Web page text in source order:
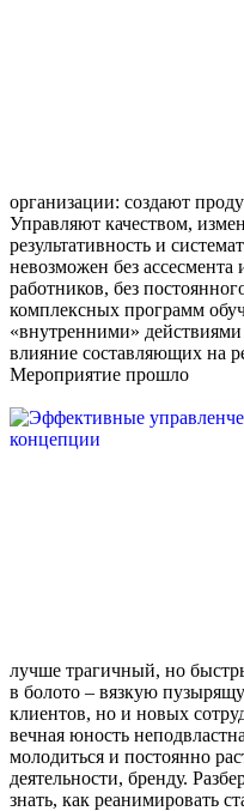
организации: создают
Управляют качеством,
результативность и
невозможен без
работников, без
комплексных программ
«внутренними»
влияние составляющих на
Мероприятие прошло
лучше трагичный, но
в болото – вязкую
клиентов, но и новых
вечная юность
молодиться и постоянно
деятельности, бренду.
знать, как реанимировать